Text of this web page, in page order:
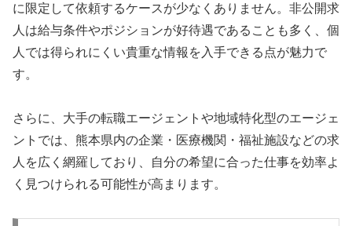
に限定して依頼するケースが少なくありません。非公開求
人は給与条件やポジションが好待遇であることも多く、個
人では得られにくい貴重な情報を入手できる点が魅力で
す。
さらに、大手の転職エージェントや地域特化型のエージェ
ントでは、熊本県内の企業・医療機関・福祉施設などの求
人を広く網羅しており、自分の希望に合った仕事を効率よ
く見つけられる可能性が高まります。